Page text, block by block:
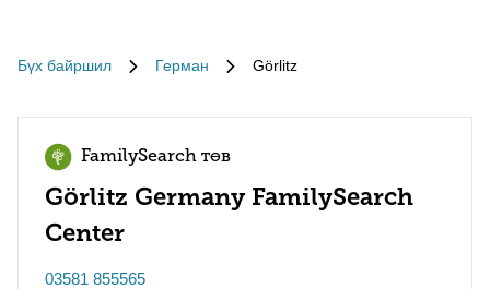
Бүх байршил Герман Görlitz
FamilySearch төв
Görlitz Germany FamilySearch
Center
03581 855565